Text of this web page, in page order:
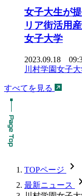
女子大生が
リア街活用
女子大学
2023.09.18
川村学園女子
すべてを見る
TOPページ chevron_forward
最新ニュース